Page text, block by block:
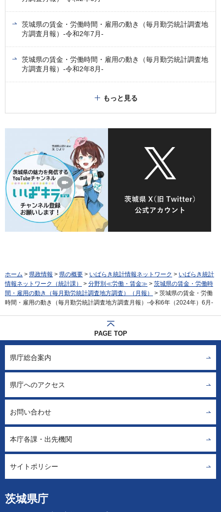
茨城県の賃金・労働時間・雇用の動き（毎月勤労統計調査地
方調査月報）-令和2年7月-
茨城県の賃金・労働時間・雇用の動き（毎月勤労統計調査地
方調査月報）-令和2年8月-
もっと見る
ホーム > 県政情報 > 県の概要 > いばらき統計情報ネットワーク > いばらき統計
情報ネットワーク（統計課）
> 分野別≪労働・賃金≫ > 茨城県の賃金・労働時
間・雇用の動き（毎月勤労統計調査地方調査）（月報）
> 茨城県の賃金・労働
時間・雇用の動き（毎月勤労統計調査地方調査月報）-令和6年（2024年）6月-
PAGE TOP
茨城県庁
県庁総合案内
県庁へのアクセス
お問い合わせ
本庁各課・出先機関
サイトポリシー